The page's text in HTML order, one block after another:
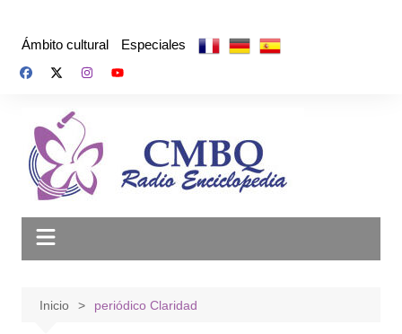
Ámbito cultural Especiales
Inicio periódico Claridad